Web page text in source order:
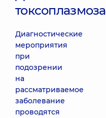
токсоплазмоза
Диагностические
мероприятия
при
подозрении
на
рассматриваемое
заболевание
проводятся